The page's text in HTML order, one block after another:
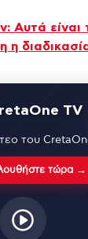
Αυτά
η
TV
του
τώρα →